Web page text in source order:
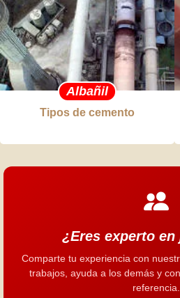
Albañil
Tipos de cemento
¿Eres experto
Comparte tu experiencia con
trabajos, ayuda a los demás y
referencia.